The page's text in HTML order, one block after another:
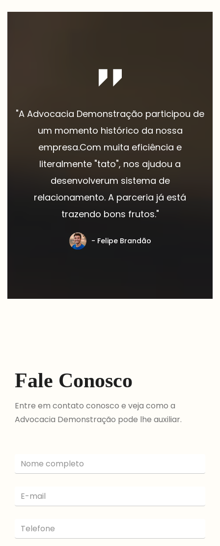
"A Advocacia Demonstração participou de
um momento histórico da nossa
empresa.Com muita eficiência e
literalmente "tato", nos ajudou a
desenvolverum sistema de
relacionamento. A parceria já está
trazendo bons frutos."
- Felipe Brandão
Fale Conosco
Entre em contato conosco e veja como a
Advocacia Demonstração pode lhe auxiliar.